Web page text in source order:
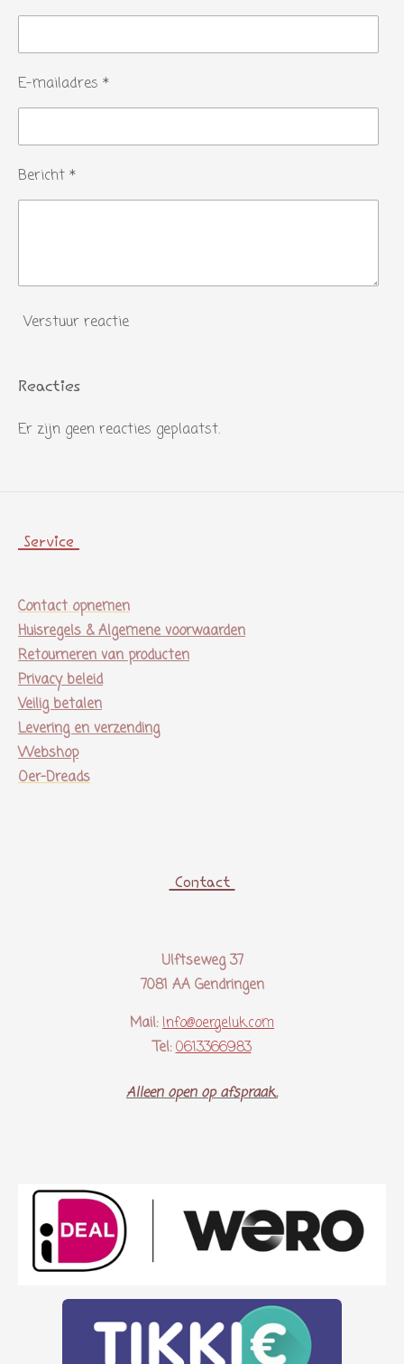
E-mailadres *
Bericht *
Verstuur reactie
Reacties
Er zijn geen reacties geplaatst.
Service
Contact opnemen
Huisregels & Algemene voorwaarden
Retourneren van producten
Privacy beleid
Veilig betalen
Levering en verzending
Webshop
Oer-Dreads
Contact
Ulftseweg 37
7081 AA Gendringen
Mail: Info@oergeluk.com
Tel: 0613366983
Alleen open op afspraak..